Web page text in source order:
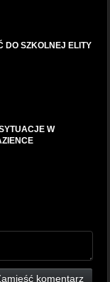
DO SZKOLNEJ ELITY
W
komentarz